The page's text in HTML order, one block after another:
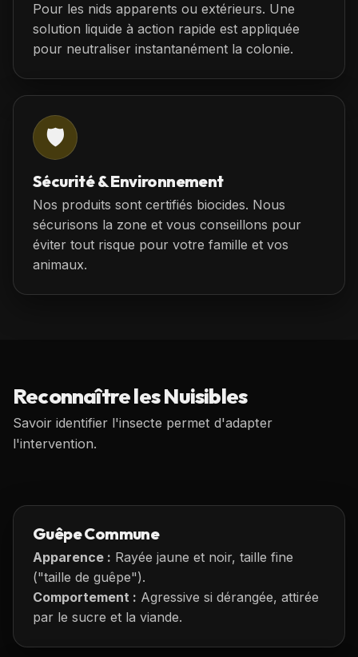
Pour les nids apparents ou extérieurs. Une
solution liquide à action rapide est appliquée
pour neutraliser instantanément la colonie.
🛡️
Sécurité & Environnement
Nos produits sont certifiés biocides. Nous
sécurisons la zone et vous conseillons pour
éviter tout risque pour votre famille et vos
animaux.
Reconnaître les Nuisibles
Savoir identifier l'insecte permet d'adapter
l'intervention.
Guêpe Commune
Apparence : Rayée jaune et noir, taille fine
("taille de guêpe").
Comportement : Agressive si dérangée, attirée
par le sucre et la viande.